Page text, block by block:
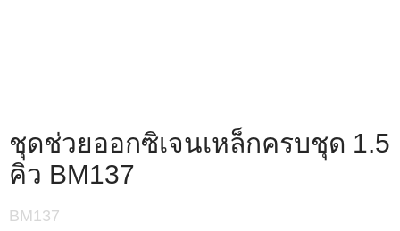
ชุดช่วยออกซิเจนเหล็กครบชุด 1.5
คิว BM137
BM137